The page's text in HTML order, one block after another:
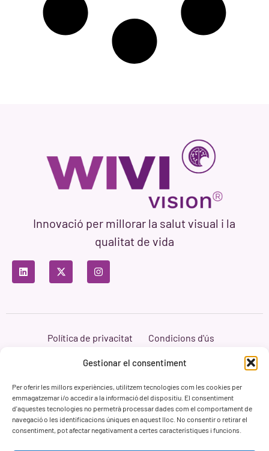
Gestionar el consentiment
Per oferir les millors experiències, utilitzem tecnologies com les cookies per
emmagatzemar i/o accedir a la informació del dispositiu. El consentiment
d'aquestes tecnologies no permetrà processar dades com el comportament de
navegació o les identificacions úniques en aquest lloc. No consentir o retirar el
consentiment, pot afectar negativament a certes característiques i funcions.
Innovació per millorar la salut visual i la
qualitat de vida
Política de privacitat
Condicions d'ús
Branding i Web ASH Proyectos Creativos